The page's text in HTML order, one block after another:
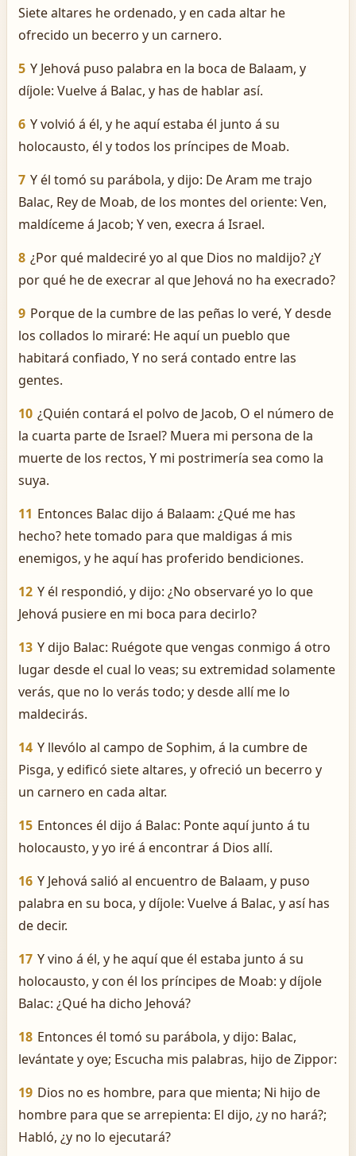
Siete altares he ordenado, y en cada altar he
ofrecido un becerro y un carnero.
5 Y Jehová puso palabra en la boca de Balaam, y
díjole: Vuelve á Balac, y has de hablar así.
6 Y volvió á él, y he aquí estaba él junto á su
holocausto, él y todos los príncipes de Moab.
7 Y él tomó su parábola, y dijo: De Aram me trajo
Balac, Rey de Moab, de los montes del oriente: Ven,
maldíceme á Jacob; Y ven, execra á Israel.
8 ¿Por qué maldeciré yo al que Dios no maldijo? ¿Y
por qué he de execrar al que Jehová no ha execrado?
9 Porque de la cumbre de las peñas lo veré, Y desde
los collados lo miraré: He aquí un pueblo que
habitará confiado, Y no será contado entre las
gentes.
10 ¿Quién contará el polvo de Jacob, O el número de
la cuarta parte de Israel? Muera mi persona de la
muerte de los rectos, Y mi postrimería sea como la
suya.
11 Entonces Balac dijo á Balaam: ¿Qué me has
hecho? hete tomado para que maldigas á mis
enemigos, y he aquí has proferido bendiciones.
12 Y él respondió, y dijo: ¿No observaré yo lo que
Jehová pusiere en mi boca para decirlo?
13 Y dijo Balac: Ruégote que vengas conmigo á otro
lugar desde el cual lo veas; su extremidad solamente
verás, que no lo verás todo; y desde allí me lo
maldecirás.
14 Y llevólo al campo de Sophim, á la cumbre de
Pisga, y edificó siete altares, y ofreció un becerro y
un carnero en cada altar.
15 Entonces él dijo á Balac: Ponte aquí junto á tu
holocausto, y yo iré á encontrar á Dios allí.
16 Y Jehová salió al encuentro de Balaam, y puso
palabra en su boca, y díjole: Vuelve á Balac, y así has
de decir.
17 Y vino á él, y he aquí que él estaba junto á su
holocausto, y con él los príncipes de Moab: y díjole
Balac: ¿Qué ha dicho Jehová?
18 Entonces él tomó su parábola, y dijo: Balac,
levántate y oye; Escucha mis palabras, hijo de Zippor:
19 Dios no es hombre, para que mienta; Ni hijo de
hombre para que se arrepienta: El dijo, ¿y no hará?;
Habló, ¿y no lo ejecutará?